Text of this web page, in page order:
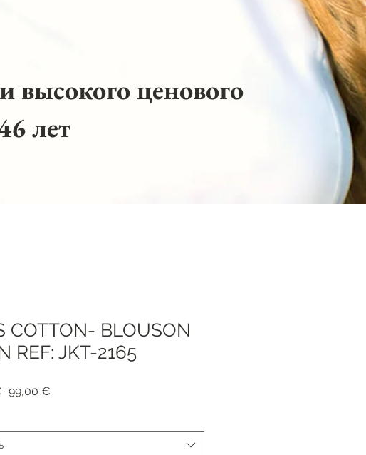
высокого ценового
лет
COTTON- BLOUSON
REF: JKT-2165
Обычная
99,00 €